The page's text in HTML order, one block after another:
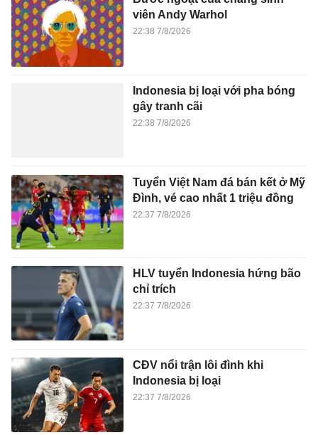
viên Andy Warhol
22:38 7/8/2026
Indonesia bị loại với pha bóng
gây tranh cãi
22:38 7/8/2026
Tuyển Việt Nam đá bán kết ở Mỹ
Đình, vé cao nhất 1 triệu đồng
22:37 7/8/2026
HLV tuyển Indonesia hứng bão
chỉ trích
22:37 7/8/2026
CĐV nổi trận lôi đình khi
Indonesia bị loại
22:37 7/8/2026